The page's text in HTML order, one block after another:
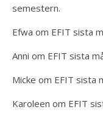
semestern.
Efwa om EFIT sista
Anni om EFIT sista
Micke om EFIT sista
Karoleen om EFIT